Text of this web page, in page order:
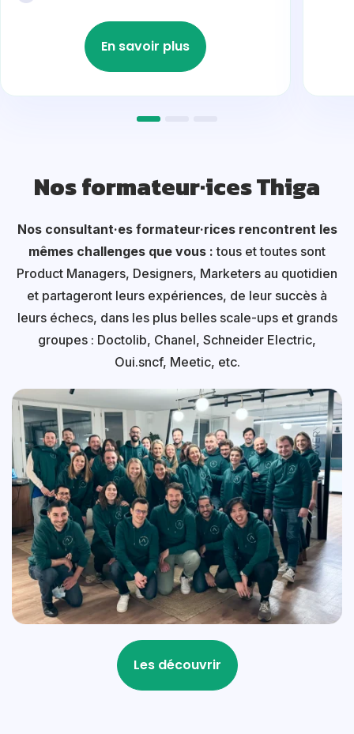
En savoir plus
Nos formateur·ices Thiga
Nos consultant·es formateur·rices rencontrent les
mêmes challenges que vous : tous et toutes sont
Product Managers, Designers, Marketers au quotidien
et partageront leurs expériences, de leur succès à
leurs échecs, dans les plus belles scale-ups et grands
groupes : Doctolib, Chanel, Schneider Electric,
Oui.sncf, Meetic, etc.